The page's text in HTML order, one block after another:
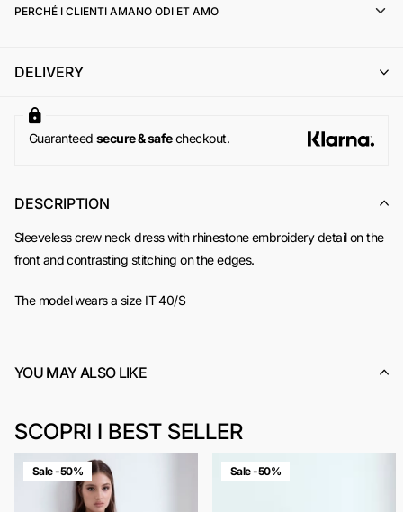
il cambio con un altro articolo di pari o superiore valore (con
importo, utilizzabile per un successivo ordine online su
Per maggiori informazioni, si invita a consultare la sezione
dedicata aiResi e Rimborsi.
PERCHÉ I CLIENTI AMANO ODI ET AMO
DELIVERY
Guaranteed secure & safecheckout.
DESCRIPTION
Sleeveless crew neck dress with rhinestone embroidery detail on the
front and contrasting stitching on the edges.
The model wears a size IT 40/S
YOU MAY ALSO LIKE
SCOPRI I BEST SELLER
Sale -50% Sale -50%